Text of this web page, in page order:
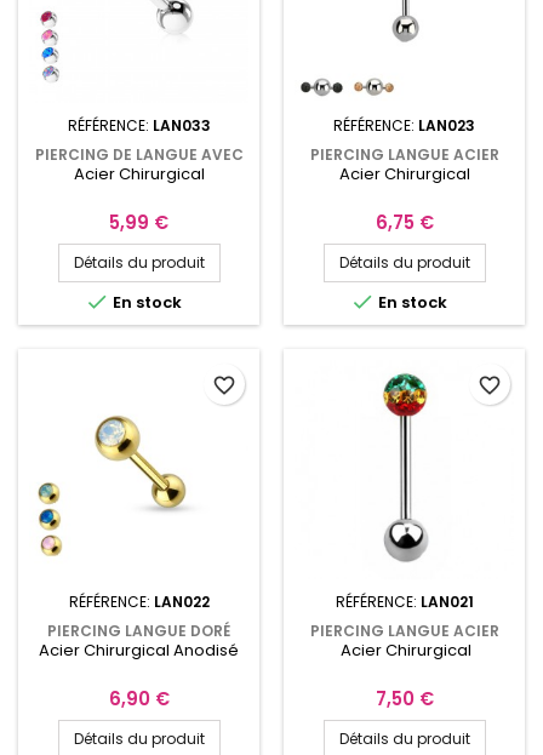
RÉFÉRENCE: LAN033
PIERCING DE LANGUE AVEC
BOULE ET PIERRE EN OPALINE
Acier Chirurgical
Prix
5,99 €
Détails du produit
 En stock
RÉFÉRENCE: LAN023
PIERCING LANGUE ACIER
CHIRURGICAL AVEC BOULES
Acier Chirurgical
Prix
6,75 €
Détails du produit
 En stock
RÉFÉRENCE: LAN022
PIERCING LANGUE DORÉ
BOULE AVEC UNE OPALINE
Acier Chirurgical Anodisé
Prix
6,90 €
Détails du produit
favorite_border
RÉFÉRENCE: LAN021
PIERCING LANGUE ACIER
CHIRURGICAL 19MM RASTA
Acier Chirurgical
Prix
7,50 €
Détails du produit
favorite_border